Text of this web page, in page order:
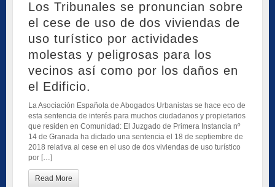
Los Tribunales se pronuncian sobre
el cese de uso de dos viviendas de
uso turístico por actividades
molestas y peligrosas para los
vecinos así como por los daños en
el Edificio.
La Asociación Española de Abogados Urbanistas se hace eco de
esta sentencia de interés para muchos ciudadanos y propietarios
que residen en Comunidad: El Juzgado de Primera Instancia nº
14 de Granada ha dictado una sentencia el 18 de septiembre de
2018 relativa al cese en el uso de dos viviendas de uso turístico
por […]
Read More